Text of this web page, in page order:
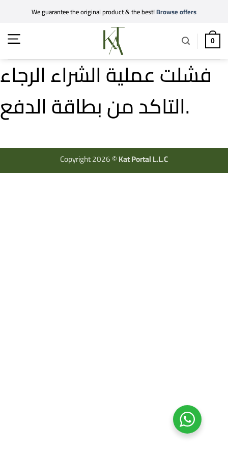
content
We guarantee the original product & the best!Browse offers
0
فشلت عملية الشراء الرجاء
التاكد من بطاقة الدفع.
Copyright 2026 ©Kat Portal L.L.C